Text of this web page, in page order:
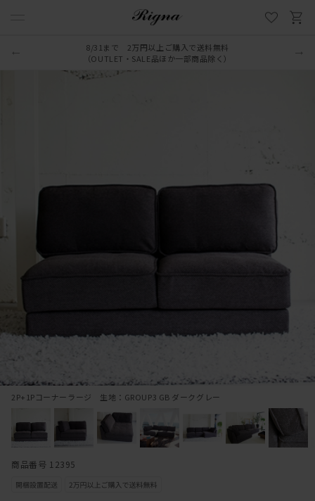
8/31まで 2万円以上ご購入で送料無料
（OUTLET・SALE品ほか一部商品除く）
2P+1Pコーナーラージ 生地：GROUP3 GB ダークグレー
商品番号 12395